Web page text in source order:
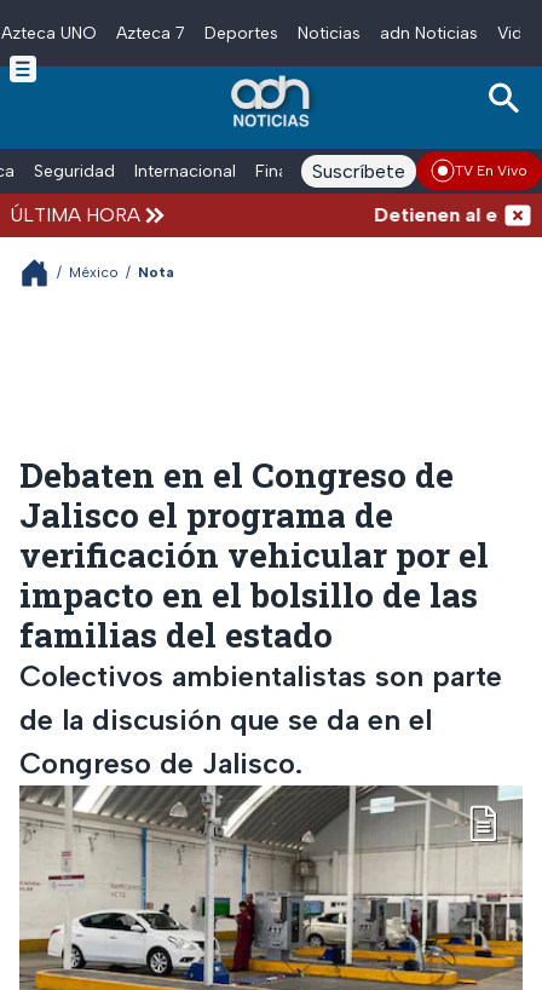
Skip to main content
Azteca UNO Azteca 7 Deportes Noticias adn Noticias
Seguridad Internacional Finanzas adn Noticias Radio
Suscríbete TV En Vivo
ÚLTIMA HORA Detienen al
/ México / Nota
Debaten en el Congreso de
Jalisco el programa de
verificación vehicular por el
impacto en el bolsillo de las
familias del estado
Colectivos ambientalistas son parte
de la discusión que se da en el
Congreso de Jalisco.